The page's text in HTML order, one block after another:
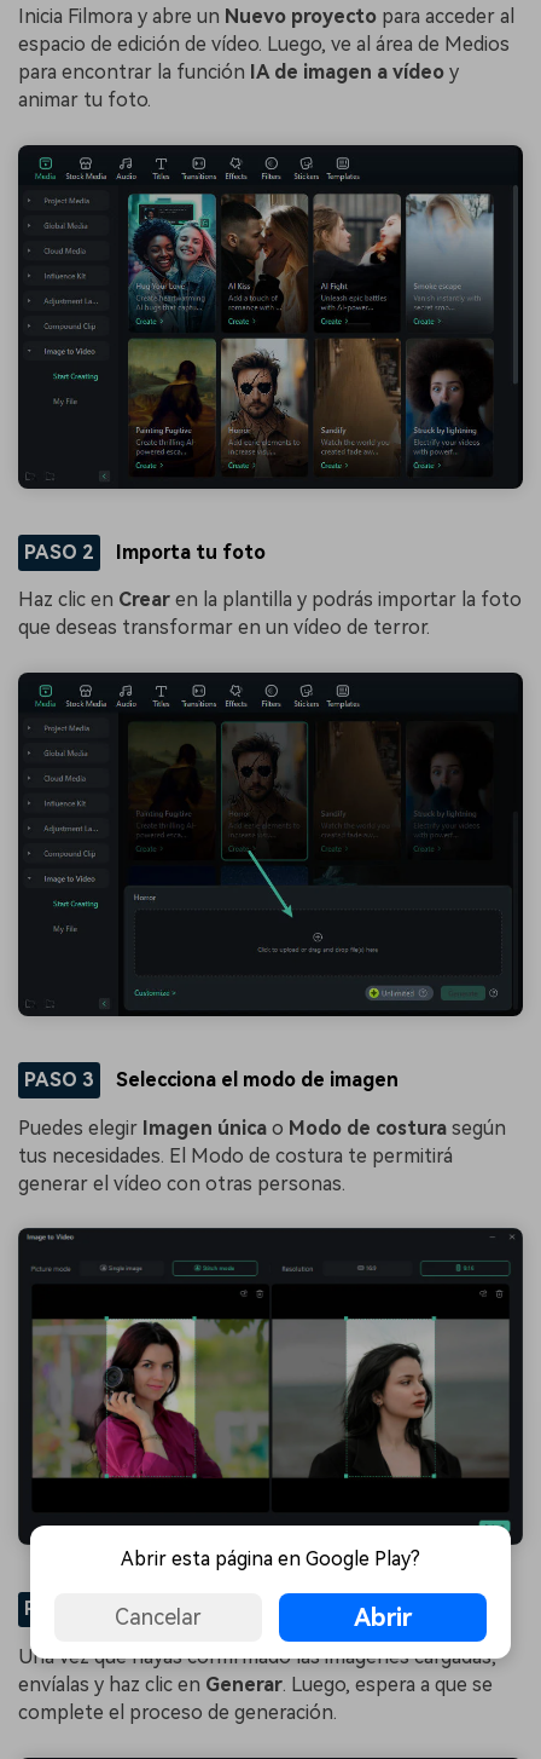
Inicia Filmora y abre un Nuevo proyecto para acceder al
espacio de edición de vídeo. Luego, ve al área de Medios
para encontrar la función IA de imagen a vídeo y
animar tu foto.
PASO 2 Importa tu foto
Haz clic en Crear en la plantilla y podrás importar la foto
que deseas transformar en un vídeo de terror.
PASO 3 Selecciona el modo de imagen
Puedes elegir Imagen única o Modo de costura según
tus necesidades. El Modo de costura te permitirá
generar el vídeo con otras personas.
PASO 4 Genera el vídeo de terror
Una vez que hayas confirmado las imágenes cargadas,
envíalas y haz clic en Generar. Luego, espera a que se
complete el proceso de generación.
Abrir esta página en Google Play?
Cancelar Abrir